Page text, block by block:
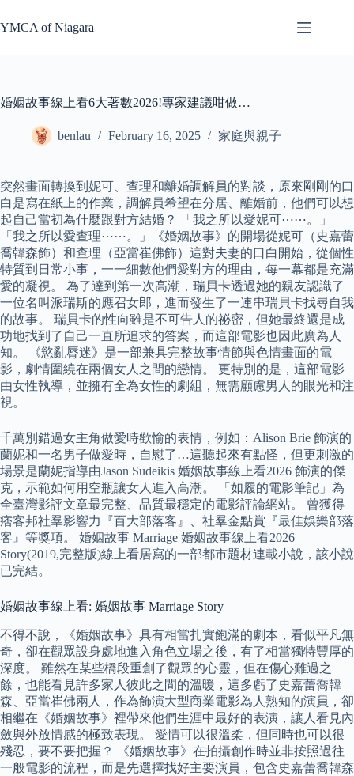
to
content
YMCA of Niagara
婚姻故事線上看6大著數2026!專家建議咁做…
benlau February 16, 2025 家庭與親子
突然畫面轉換到妮可、查理和離婚調解員的對談，原來剛剛的口
白是寫在紙上的作業，調解員希望在分居、離婚前，他們可以想
起自己當初為什麼跟對方結婚？ 「我之所以愛妮可⋯⋯。」
「我之所以愛查理⋯⋯。」《婚姻故事》的開場從妮可（史嘉蕾
喬韓森飾）和查理（亞當崔佛飾）這對夫妻的口白開始，從個性
特質到日常小事，一一細數他們愛對方的理由，每一幕都是充滿
愛的凝視。 為了達到第一次高潮，瑞貝卡透過她的親友認識了
一位名叫派瑞斯的應召女郎，進而發生了一連串瑞貝卡找尋自我
的故事。 瑞貝卡的性向雖是不可告人的祕密，但她最終還是成
功地找到了自己一直所追求的答案，而這部電影也因此廣為人
知。 《慾亂脣迷》是一部兼具完整故事情節與色情畫面的電
影，劇情圍繞在兩個女人之間的戀情。 更特別的是，這部電影
由女性執導，並擁有全為女性的劇組，無需顧慮男人的眼光和注
視。
千萬別錯過女主角做愛時歡愉的表情，例如：Alison Brie 飾演的
蘭妮和一名男子做愛時，自慰了…這聽起來有點怪，但更刺激的
場景是蘭妮指導由Jason Sudeikis 婚姻故事線上看2026 飾演的傑
克，示範如何用空瓶讓女人進入高潮。 「如履的電影筆記」為
全臺灣影評文章最完整、品質最穩定的電影評論網站。 曾獲得
痞客邦社羣影響力『百大部落客』、社羣金點賞『最佳娛樂部落
客』等獎項。 婚姻故事 Marriage 婚姻故事線上看2026
Story(2019,完整版)線上看居寫的一部都市題材連載小說，該小說
已完結。
婚姻故事線上看: 婚姻故事 Marriage Story
不得不說，《婚姻故事》具有相當扎實飽滿的劇本，看似平凡無
奇，卻在觀眾設身處地進入角色立場之後，有了相當獨特豐厚的
深度。 雖然在某些橋段重創了觀眾的心靈，但在傷心難過之
餘，也能看見許多家人彼此之間的溫暖，這多虧了史嘉蕾喬韓
森、亞當崔佛兩人，作為飾演大型商業電影為人熟知的演員，卻
相繼在《婚姻故事》裡帶來他們生涯中最好的表演，讓人看見內
斂與外放情感的極致表現。 愛情可以很溫柔，但同時也可以很
殘忍，要不要把握？ 《婚姻故事》在拍攝創作時並非按照過往
一般電影的流程，而是先選擇找好主要演員，包含史嘉蕾喬韓森